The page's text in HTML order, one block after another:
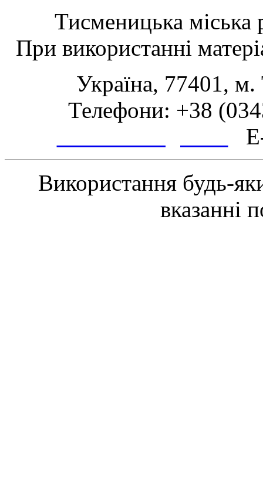
Тисменицька міська
При використанні
Україна, 77401,
Телефони: +38
Використання будь-
вказанні